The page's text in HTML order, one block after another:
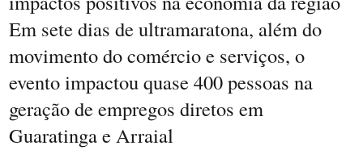
Em sete dias de ultramaratona, além do
movimento do comércio e serviços, o
evento impactou quase 400 pessoas na
geração de empregos diretos em
Guaratinga e Arraial